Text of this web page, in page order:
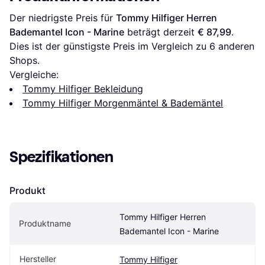
Der niedrigste Preis für Tommy Hilfiger Herren
Bademantel Icon - Marine beträgt derzeit € 87,99.
Dies ist der günstigste Preis im Vergleich zu 6 anderen
Shops.
Vergleiche:
Tommy Hilfiger Bekleidung
Tommy Hilfiger Morgenmäntel & Bademäntel
Spezifikationen
Produkt
Produktname
Tommy Hilfiger Herren
Bademantel Icon - Marine
Hersteller Tommy Hilfiger